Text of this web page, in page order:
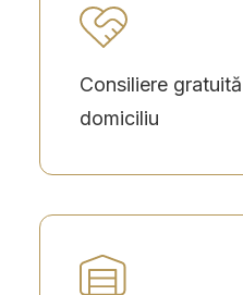
Consiliere
domiciliu